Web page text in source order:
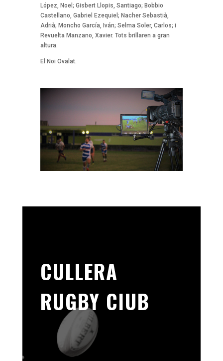
López, Noel; Gisbert Llopis, Santiago; Bobbio
Castellano, Gabriel Ezequiel; Nacher Sebastià,
Adrià; Moncho García, Iván; Selma Soler, Carlos; i
Revuelta Manzano, Xavier. Tots brillaren a gran
altura.
El Noi Ovalat.
CULLERA
RUGBY ClUB